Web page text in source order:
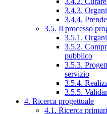
3.4.3.
3.4.4.
3.5. Il processo
3.5.1.
3.5.2.
pubblico
3.5.3.
servizio
3.5.4.
3.5.5.
4. Ricerca progettuale
4.1. Ricerca